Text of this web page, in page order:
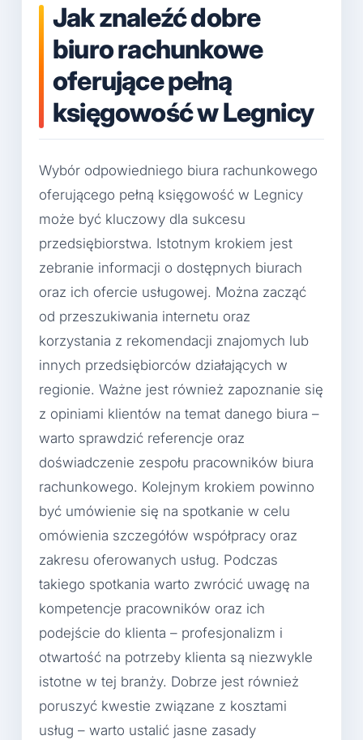
Jak znaleźć dobre
biuro rachunkowe
oferujące pełną
księgowość w Legnicy
Wybór odpowiedniego biura rachunkowego
oferującego pełną księgowość w Legnicy
może być kluczowy dla sukcesu
przedsiębiorstwa. Istotnym krokiem jest
zebranie informacji o dostępnych biurach
oraz ich ofercie usługowej. Można zacząć
od przeszukiwania internetu oraz
korzystania z rekomendacji znajomych lub
innych przedsiębiorców działających w
regionie. Ważne jest również zapoznanie się
z opiniami klientów na temat danego biura –
warto sprawdzić referencje oraz
doświadczenie zespołu pracowników biura
rachunkowego. Kolejnym krokiem powinno
być umówienie się na spotkanie w celu
omówienia szczegółów współpracy oraz
zakresu oferowanych usług. Podczas
takiego spotkania warto zwrócić uwagę na
kompetencje pracowników oraz ich
podejście do klienta – profesjonalizm i
otwartość na potrzeby klienta są niezwykle
istotne w tej branży. Dobrze jest również
poruszyć kwestie związane z kosztami
usług – warto ustalić jasne zasady